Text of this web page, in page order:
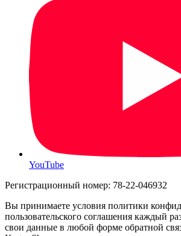
YouTube
Регистрационный номер: 78-22-046932
Вы принимаете условия политики
пользовательского соглашения каждый
свои данные в любой форме обратной